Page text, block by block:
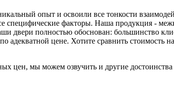
опыт и освоили все тонкости
факторы. Наша продукция -
полностью обоснован: большинство
адекватной цене. Хотите сравнить
цен, мы можем озвучить и другие